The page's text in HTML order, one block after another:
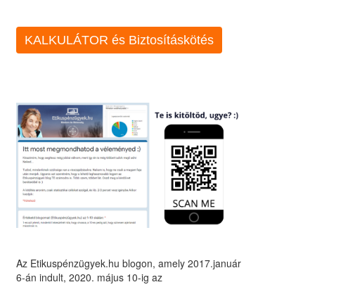
KALKULÁTOR és Biztosításkötés
Az Etikuspénzügyek.hu blogon, amely 2017.január
6-án indult, 2020. május 10-ig az